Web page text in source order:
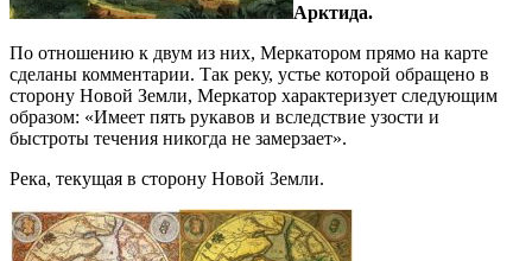
Арктида.
По отношению к двум из них, Меркатором прямо на карте
сделаны комментарии. Так реку, устье которой обращено в
сторону Новой Земли, Меркатор характеризует следующим
образом: «Имеет пять рукавов и вследствие узости и
быстроты течения никогда не замерзает».
Река, текущая в сторону Новой Земли.